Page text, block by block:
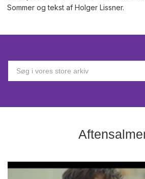
Sommer og tekst af Holger Lissner.